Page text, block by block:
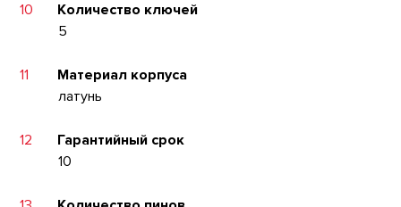
10
Количество ключей
5
11
Материал корпуса
латунь
12
Гарантийный срок
10